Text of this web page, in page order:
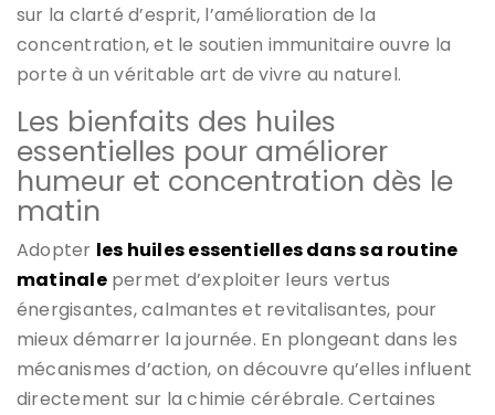
sur la clarté d’esprit, l’amélioration de la
concentration, et le soutien immunitaire ouvre la
porte à un véritable art de vivre au naturel.
Les bienfaits des huiles
essentielles pour améliorer
humeur et concentration dès le
matin
Adopter les huiles essentielles dans sa routine
matinalepermet d’exploiter leurs vertus
énergisantes, calmantes et revitalisantes, pour
mieux démarrer la journée. En plongeant dans les
mécanismes d’action, on découvre qu’elles influent
directement sur la chimie cérébrale. Certaines